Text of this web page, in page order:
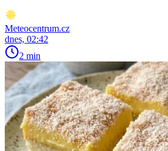
Meteocentrum.cz
dnes, 02:42
2 min